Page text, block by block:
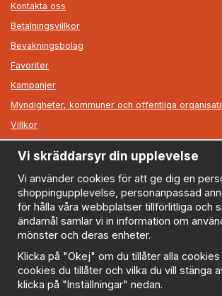
Kontakta oss
Betalningsvillkor
Bevakningsbolag
Favoriter
Kampanjer
Myndigheter, kommuner och offentliga
Villkor
Information
Om oss
Nyheter
Nyhetsbrev
Logga in
Om cookies
Cookie inställningar
Vi skräddarsyr din upplevelse
Vi använder cookies för att ge dig en
shoppingupplevelse, personanpassad
för hålla våra webbplatser tillförlitliga och
ändamål samlar vi in information om
mönster och deras enheter.
Klicka på "Okej" om du tillåter alla cookies
cookies du tillåter och vilka du vill stänga
klicka på "Inställningar" nedan.